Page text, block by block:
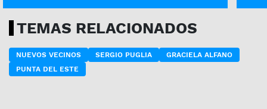
TEMAS RELACIONADOS
NUEVOS VECINOS SERGIO PUGLIA
GRACIELA ALFANO
PUNTA DEL ESTE